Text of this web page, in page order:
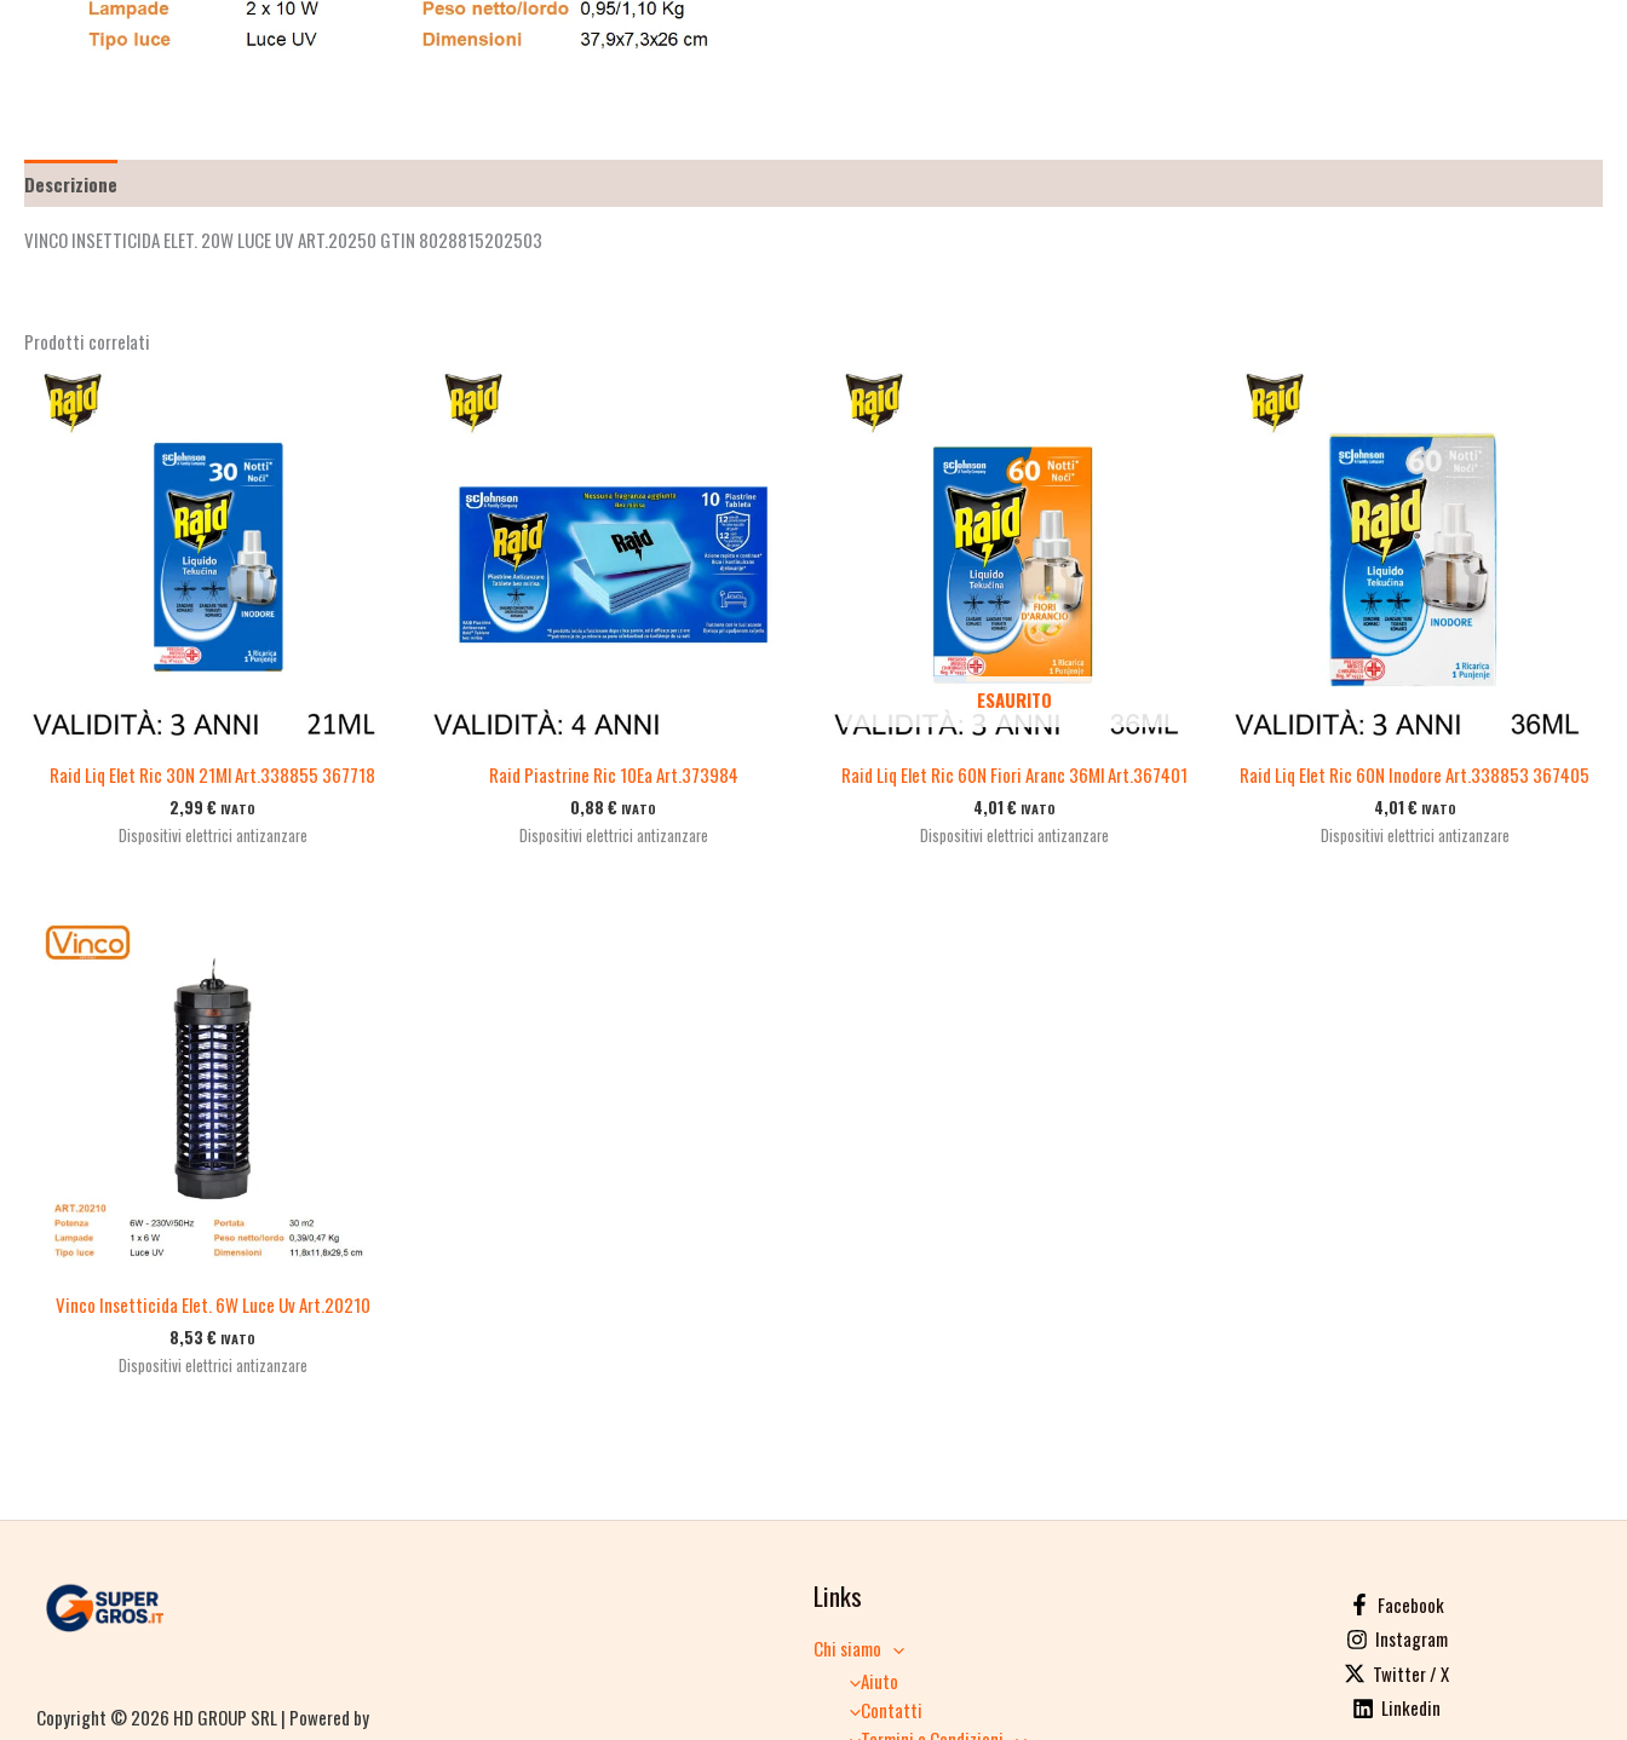
Descrizione
VINCO INSETTICIDA ELET. 20W LUCE UV ART.20250 GTIN 8028815202503
Prodotti correlati
Raid Liq Elet Ric 30N 21Ml Art.338855 367718
2,99 € IVATO
Dispositivi elettrici antizanzare
Raid Piastrine Ric 10Ea Art.373984
0,88 € IVATO
Dispositivi elettrici antizanzare
ESAURITO
Raid Liq Elet Ric 60N Fiori Aranc 36Ml Art.367401
4,01€ IVATO
Dispositivi elettrici antizanzare
Raid Liq Elet Ric 60N Inodore Art.338853 367405
4,01€ IVATO
Dispositivi elettrici antizanzare
Vinco Insetticida Elet. 6W Luce Uv Art.20210
8,53 € IVATO
Dispositivi elettrici antizanzare
Copyright © 2026 HD GROUP SRL | Powered by
Links
Chi siamo
Aiuto
Contatti
Facebook
Instagram
Twitter / X
Linkedin